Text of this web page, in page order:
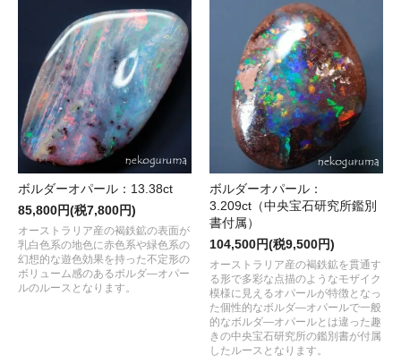
ボルダーオパール：13.38ct
85,800円(税7,800円)
オーストラリア産の褐鉄鉱の表面が
乳白色系の地色に赤色系や緑色系の
幻想的な遊色効果を持った不定形の
ボリューム感のあるボルダ―オパー
ルのルースとなります。
ボルダーオパール：
3.209ct（中央宝石研究所鑑別
書付属）
104,500円(税9,500円)
オーストラリア産の褐鉄鉱を貫通す
る形で多彩な点描のようなモザイク
模様に見えるオパールが特徴となっ
た個性的なボルダ―オパールで一般
的なボルダ―オパールとは違った趣
きの中央宝石研究所の鑑別書が付属
したルースとなります。